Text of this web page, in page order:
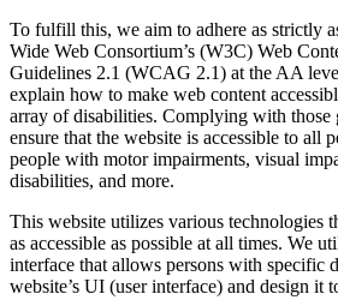
To fulfill this, we aim to adhere as strictly
Wide Web Consortium’s (W3C) Web
Guidelines 2.1 (WCAG 2.1) at the AA
explain how to make web content
array of disabilities. Complying with those
ensure that the website is accessible to all
people with motor impairments, visual
disabilities, and more.
This website utilizes various technologies
as accessible as possible at all times. We
interface that allows persons with specific
website’s UI (user interface) and design it